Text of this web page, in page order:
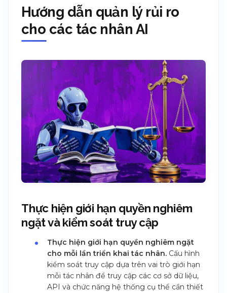
Hướng dẫn quản lý rủi ro
cho các tác nhân AI
Thực hiện giới hạn quyền nghiêm
ngặt và kiểm soát truy cập
Thực hiện giới hạn quyền nghiêm ngặt
cho mỗi lần triển khai tác nhân.Cấu hình
kiểm soát truy cập dựa trên vai trò giới hạn
mỗi tác nhân để truy cập các cơ sở dữ liệu,
API và chức năng hệ thống cụ thể cần thiết